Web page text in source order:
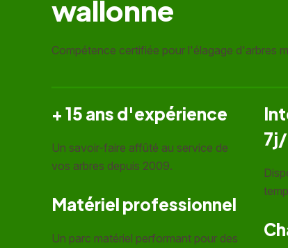
wallonne
Compétence certifiée pour l'élagage d'arbres
+ 15 ans d'expérience
Un savoir-faire affûté au service de
vos arbres depuis 2009.
Matériel professionnel
Un parc matériel performant pour des